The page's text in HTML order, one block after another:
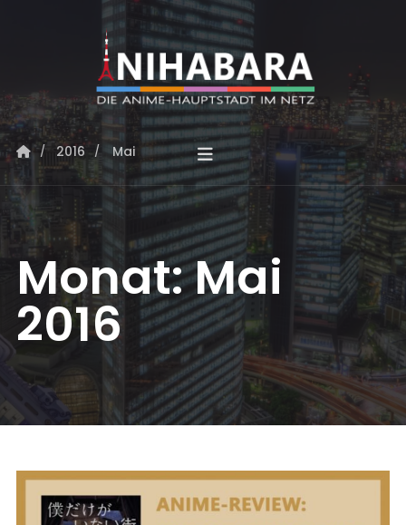
2016 Mai
Monat:Mai
2016